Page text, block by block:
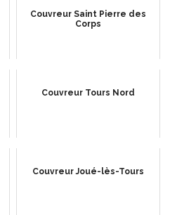
Couvreur Saint Pierre des
Corps
Couvreur Tours Nord
Couvreur Joué-lès-Tours